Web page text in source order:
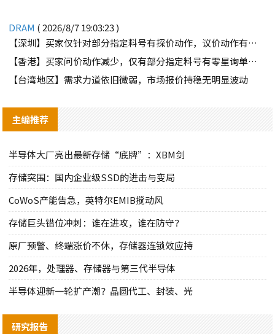
DRAM ( 2026/8/7 19:03:23 )
【深圳】买家仅针对部分指定料号有探价动作，议价动作有所减少
【香港】买家问价动作减少，仅有部分指定料号有零星询单动作
【台湾地区】需求力道依旧微弱，市场报价持稳无明显波动
主编推荐
半导体大厂亮出最新存储“底牌”：XBM剑
存储突围：国内企业级SSD的进击与变局
CoWoS产能告急，英特尔EMIB搅动风
存储巨头错位冲刺：谁在进攻，谁在防守？
原厂预警、终端涨价不休，存储器连锁效应持
2026年，处理器、存储器与第三代半导体
半导体迎新一轮扩产潮？晶圆代工、封装、光
研究报告